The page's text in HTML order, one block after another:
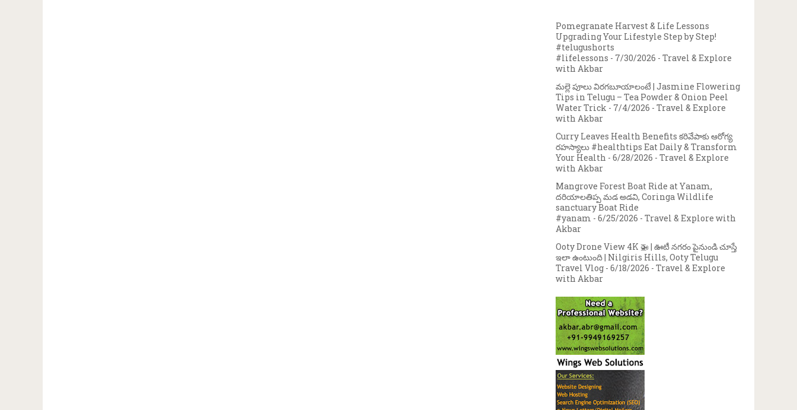
Pomegranate Harvest & Life Lessons
Upgrading Your Lifestyle Step by Step!
#telugushorts
#lifelessons - 7/30/2026 - Travel & Explore
with Akbar
మల్లె పూలు విరగబూయాలంటే | Jasmine Flowering
Tips in Telugu – Tea Powder & Onion Peel
Water Trick - 7/4/2026 - Travel & Explore
with Akbar
Curry Leaves Health Benefits కరివేపాకు ఆరోగ్య
రహస్యాలు #healthtips Eat Daily & Transform
Your Health - 6/28/2026 - Travel & Explore
with Akbar
Mangrove Forest Boat Ride at Yanam,
దరియాలతిప్ప మడ అడవి, Coringa Wildlife
sanctuary Boat Ride
#yanam - 6/25/2026 - Travel & Explore with
Akbar
Ooty Drone View 4K 🚁 | ఊటీ నగరం పైనుండి చూస్తే
ఇలా ఉంటుంది | Nilgiris Hills, Ooty Telugu
Travel Vlog - 6/18/2026 - Travel & Explore
with Akbar